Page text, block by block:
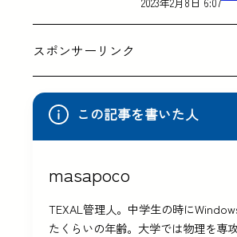
スポンサーリンク
この記事を書いた人
masapoco
TEXAL管理人。中学生の時に
たくらいの年齢。大学では物理を専